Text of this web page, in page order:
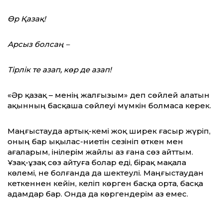
Өр Қазақ!
Арсыз болсаң –
Тірлік те азап, көр де азап!
«Әр қазақ – менің жалғызым» деп сөйлей алатын
ақынның басқаша сөйлеуі мүмкін болмаса керек.
Маңғыстауда артық-кемі жоқ ширек ғасыр жүріп,
оның бар ықылас-ниетін сезініп өткен мен
ағаларым, інілерім жайлы аз ғана сөз айттым.
Ұзақ-ұзақ сөз айтуға болар еді, бірақ ма­қала
көлемі, не болғанда да шектеулі. Маң­ғыстаудан
кеткеннен кейін, келіп көрген басқа орта, бас­қа
адамдар бар. Онда да көргендерім аз емес.